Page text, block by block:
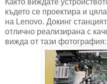
където се проектира и
на Lenovo. Докинг
отлично реализирана с
вижда от тази фотография: